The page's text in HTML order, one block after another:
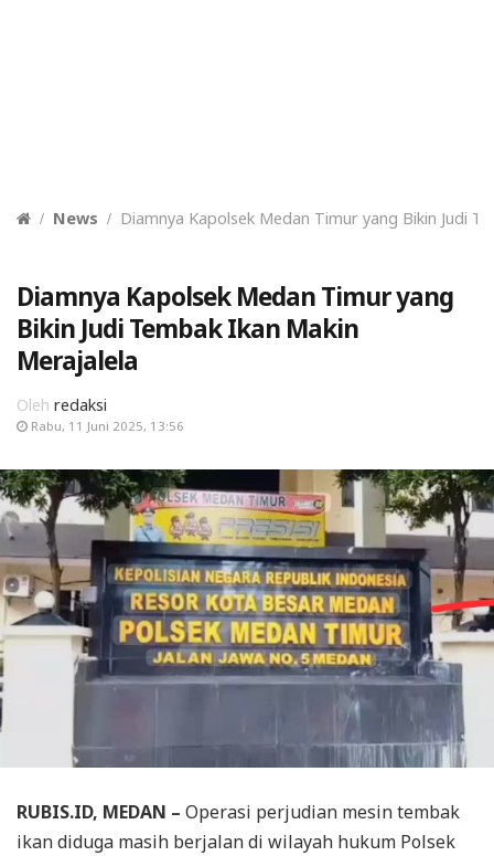
News Diamnya Kapolsek Medan Timur yang Bikin Judi
Diamnya Kapolsek Medan Timur yang
Bikin Judi Tembak Ikan Makin
Merajalela
Oleh redaksi
Rabu, 11 Juni 2025, 13:56
RUBIS.ID, MEDAN – Operasi perjudian mesin tembak
ikan diduga masih berjalan di wilayah hukum Polsek